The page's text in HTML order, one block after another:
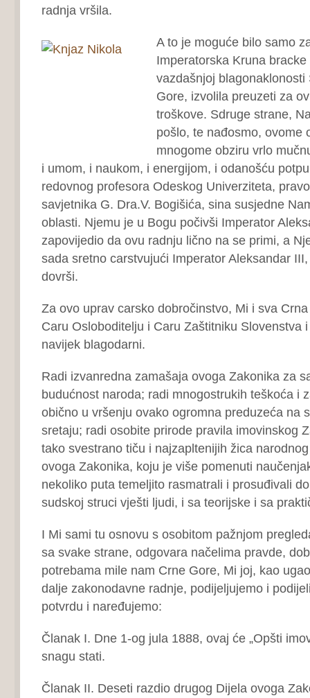
radnja vršila.
A to je moguće bilo samo
Imperatorska Kruna
vazdašnjoj blagonaklonosti
Gore, izvolila preuzeti za
troškove. Sdruge strane,
pošlo, te nađosmo, ovome
mnogome obziru vrlo
i umom, i naukom, i energijom, i odanošću
redovnog profesora Odeskog Univerziteta,
savjetnika G. Dra.V. Bogišića, sina susjedne
oblasti. Njemu je u Bogu počivši Imperator
zapovijedio da ovu radnju lično na se primi, a
sada sretno carstvujući Imperator Aleksandar
dovrši.
Za ovo uprav carsko dobročinstvo, Mi i sva
Caru Osloboditelju i Caru Zaštitniku Slovenstva
navijek blagodarni.
Radi izvanredna zamašaja ovoga Zakonika za
budućnost naroda; radi mnogostrukih teškoća i
obično u vršenju ovako ogromna preduzeća na
sretaju; radi osobite prirode pravila imovinskog
tako svestrano tiču i najzapltenijih žica
ovoga Zakonika, koju je više pomenuti
nekoliko puta temeljito rasmatrali i prosuđivali
sudskoj struci vješti ljudi, i sa teorijske i sa
I Mi sami tu osnovu s osobitom pažnjom
sa svake strane, odgovara načelima pravde,
potrebama mile nam Crne Gore, Mi joj, kao
dalje zakonodavne radnje, podijeljujemo i
potvrdu i naređujemo:
Članak I. Dne 1-og jula 1888, ovaj će „Opšti
snagu stati.
Članak II. Deseti razdio drugog Dijela ovoga